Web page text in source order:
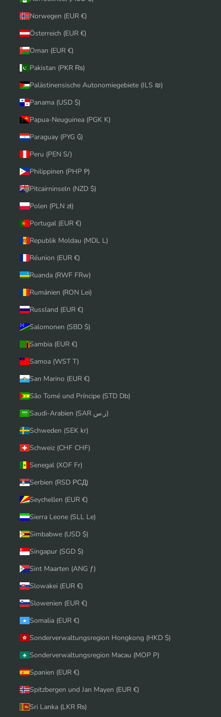
Norwegen (EUR €)
Österreich (EUR €)
Oman (EUR €)
Pakistan (PKR ₨)
Palästinensische Autonomiegebiete (ILS ₪)
Panama (USD $)
Papua-Neuguinea (PGK K)
Paraguay (PYG ₲)
Peru (PEN S/)
Philippinen (PHP ₱)
Pitcairninseln (NZD $)
Polen (PLN zł)
Portugal (EUR €)
Republik Moldau (MDL L)
Réunion (EUR €)
Ruanda (RWF FRw)
Rumänien (RON Lei)
Russland (EUR €)
Salomonen (SBD $)
Sambia (EUR €)
Samoa (WST T)
San Marino (EUR €)
São Tomé und Príncipe (STD Db)
Saudi-Arabien (SAR ر.س)
Schweden (SEK kr)
Schweiz (CHF CHF)
Senegal (XOF Fr)
Serbien (RSD РСД)
Seychellen (EUR €)
Sierra Leone (SLL Le)
Simbabwe (USD $)
Singapur (SGD $)
Sint Maarten (ANG ƒ)
Slowakei (EUR €)
Slowenien (EUR €)
Somalia (EUR €)
Sonderverwaltungsregion Hongkong (HKD $)
Sonderverwaltungsregion Macau (MOP P)
Spanien (EUR €)
Spitzbergen und Jan Mayen (EUR €)
Sri Lanka (LKR ₨)